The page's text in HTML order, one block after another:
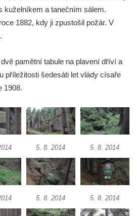
kuželníkem a tanečním sálem.
1882, kdy ji zpustošil požár. V
pamětní tabule na plavení dříví a
příležitosti šedesáti let vlády císaře
1908.
5. 8. 2014 5. 8. 2014
5. 8. 2014 5. 8. 2014